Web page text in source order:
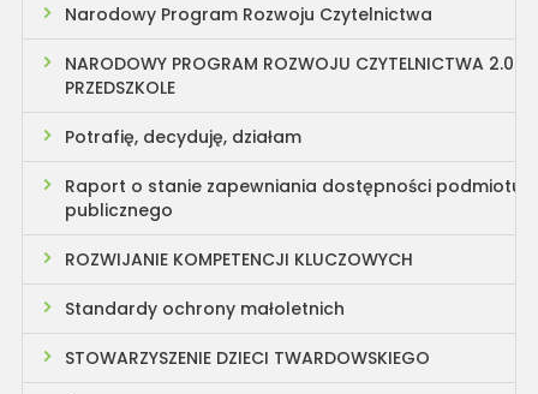
Narodowy Program Rozwoju Czytelnictwa
NARODOWY PROGRAM ROZWOJU CZYTELNICTWA 2.0
PRZEDSZKOLE
Potrafię, decyduję, działam
Raport o stanie zapewniania dostępności podmiotu
publicznego
ROZWIJANIE KOMPETENCJI KLUCZOWYCH
Standardy ochrony małoletnich
STOWARZYSZENIE DZIECI TWARDOWSKIEGO